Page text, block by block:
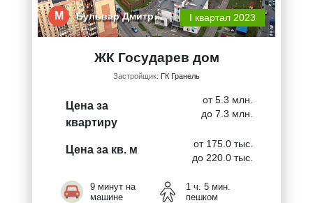
М Бульвар Дмитр… I квартал 2023
ЖК Государев дом
Застройщик: ГК Гранель
Цена за
квартиру
от 5.3 млн.
до 7.3 млн.
Цена за кв. м
от 175.0 тыс.
до 220.0 тыс.
9 минут на
машине
1 ч. 5 мин.
пешком